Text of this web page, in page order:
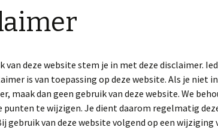
van deze website stem je in met deze disclaimer.
is van toepassing op deze website. Als je niet
maak dan geen gebruik van deze website. We
punten te wijzigen. Je dient daarom regelmatig
gebruik van deze website volgend op een wijziging